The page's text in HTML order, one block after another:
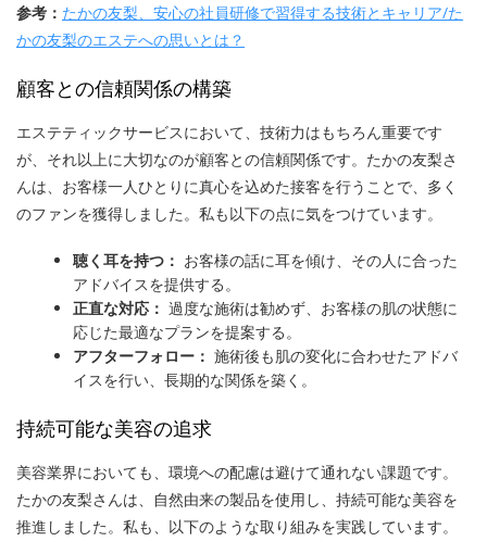
参考： たかの友梨、安心の社員研修で習得する技術とキャリア/た
かの友梨のエステへの思いとは？
顧客との信頼関係の構築
エステティックサービスにおいて、技術力はもちろん重要です
が、それ以上に大切なのが顧客との信頼関係です。たかの友梨さ
んは、お客様一人ひとりに真心を込めた接客を行うことで、多く
のファンを獲得しました。私も以下の点に気をつけています。
聴く耳を持つ： お客様の話に耳を傾け、その人に合った
アドバイスを提供する。
正直な対応： 過度な施術は勧めず、お客様の肌の状態に
応じた最適なプランを提案する。
アフターフォロー： 施術後も肌の変化に合わせたアドバ
イスを行い、長期的な関係を築く。
持続可能な美容の追求
美容業界においても、環境への配慮は避けて通れない課題です。
たかの友梨さんは、自然由来の製品を使用し、持続可能な美容を
推進しました。私も、以下のような取り組みを実践しています。